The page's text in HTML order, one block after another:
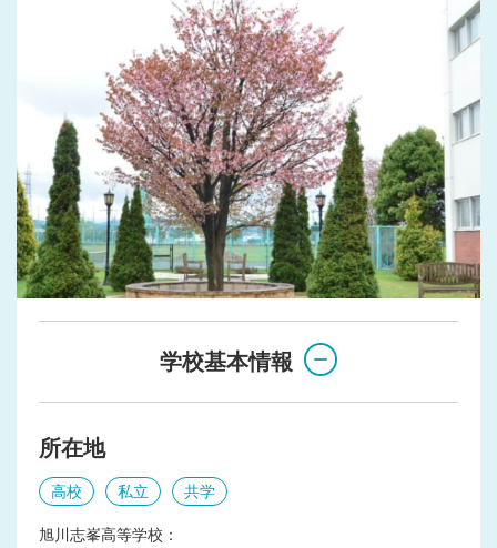
学校基本情報
所在地
高校 私立 共学
旭川志峯高等学校：